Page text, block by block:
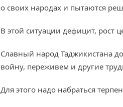
о своих народах и пытаются
В этой ситуации дефицит, рост
Славный народ Таджикистана
войну, переживем и другие
Для этого надо набраться